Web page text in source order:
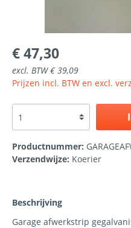
€ 47,30
excl. BTW € 39,09
Prijzen incl. BTW en excl.
Productnummer:
Verzendwijze: Koerier
Beschrijving
Garage afwerkstrip